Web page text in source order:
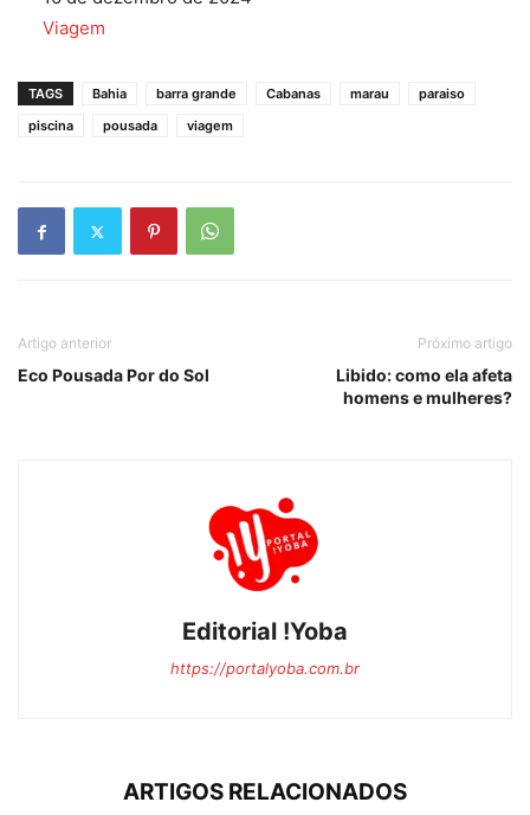
Em relação a
Viagem
TAGS Bahia barra grande Cabanas marau
paraiso
piscina
pousada viagem
Artigo anterior
Eco Pousada Por do Sol
Próximo artigo
Libido: como ela afeta
homens e mulheres?
Editorial !Yoba
https://portalyoba.com.br
ARTIGOS RELACIONADOS